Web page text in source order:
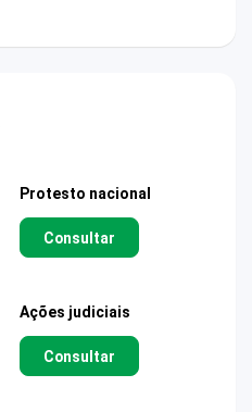
Protesto nacional
Consultar
Ações judiciais
Consultar